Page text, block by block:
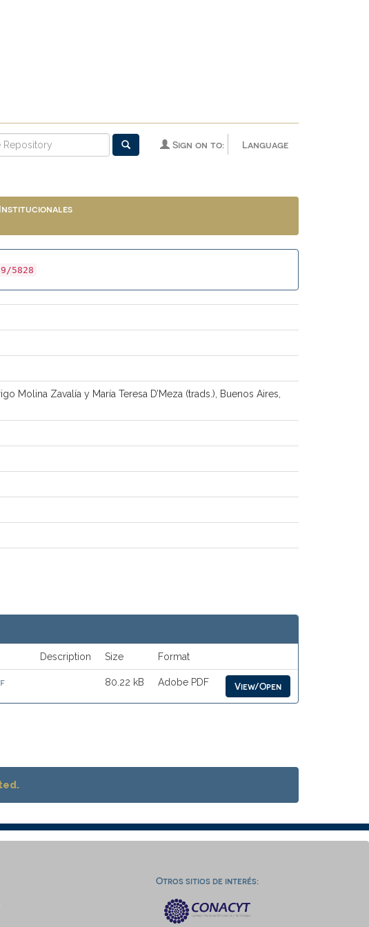
Language
Sign on to:
5828
Zavalía y María Teresa D’Meza (trads.), Buenos Aires,
Description Size Format
80.22 kB Adobe PDF View/Open
Otros sitios de interés: